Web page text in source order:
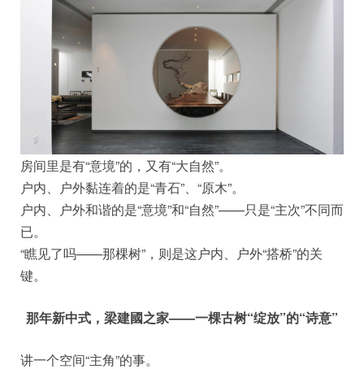
房间里是有“意境”的，又有“大自然”。
户内、户外黏连着的是“青石”、“原木”。
户内、户外和谐的是“意境”和“自然”——只是“主次”不同而
已。
“瞧见了吗——那棵树”，则是这户内、户外“搭桥”的关
键。
那年新中式，梁建國之家——一棵古树“绽放”的“诗意”
讲一个空间“主角”的事。